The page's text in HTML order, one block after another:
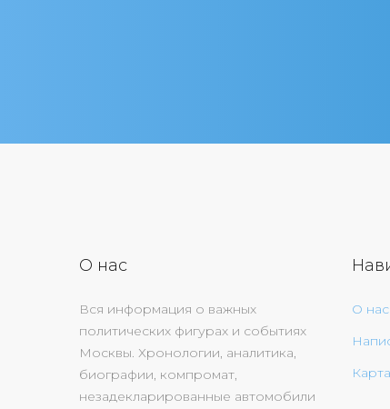
О нас
Вся информация о важных
политических фигурах и событиях
Москвы. Хронологии, аналитика,
биографии, компромат,
незадекларированные автомобили
О нас